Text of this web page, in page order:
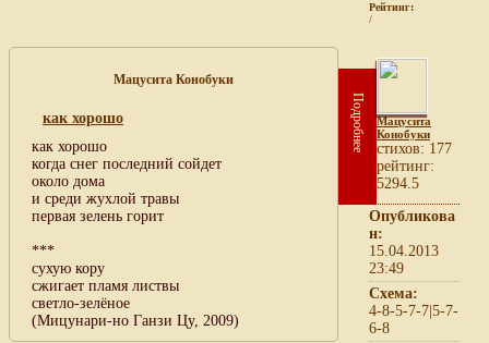
Рейтинг:
/
Мацусита Конобуки
как хорошо
как хорошо
когда снег последний сойдет
около дома
и среди жухлой травы
первая зелень горит
***
сухую кору
сжигает пламя листвы
светло-зелёное
(Мицунари-но Ганзи Цу, 2009)
Подробнее
Мацусита
Конобуки
cтихов: 177
рейтинг:
5294.5
Опубликова
н:
15.04.2013
23:49
Схема:
4-8-5-7-7|5-7-
6-8